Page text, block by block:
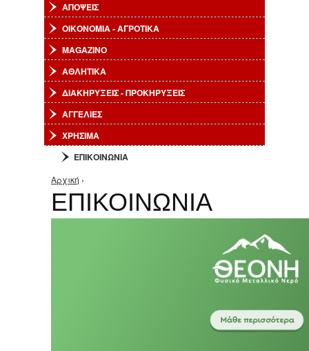
ΑΠΟΨΕΙΣ
ΟΙΚΟΝΟΜΙΑ - ΑΓΡΟΤΙΚΑ
MAGAZINO
ΑΘΛΗΤΙΚΑ
ΔΙΑΚΗΡΥΞΕΙΣ - ΠΡΟΚΗΡΥΞΕΙΣ
ΑΓΓΕΛΙΕΣ
ΧΡΗΣΙΜΑ
ΕΠΙΚΟΙΝΩΝΙΑ
Είστε εδώ
Αρχική ›
ΕΠΙΚΟΙΝΩΝΙΑ